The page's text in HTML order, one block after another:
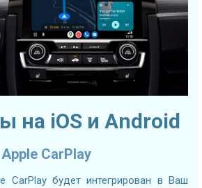
на iOS и Android
Apple CarPlay
CarPlay будет интегрирован в Ваш